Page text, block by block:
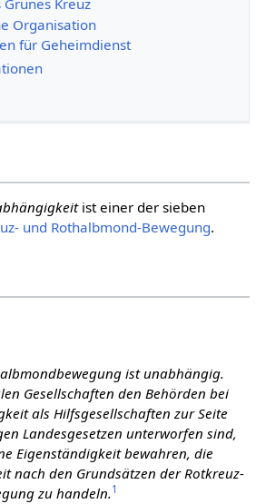
Grünes Kreuz
Organisation
für Geheimdienst
ist einer der sieben
und Rothalbmond-Bewegung.
ist unabhängig.
Gesellschaften den Behörden bei
als Hilfsgesellschaften zur Seite
Landesgesetzen unterworfen sind,
Eigenständigkeit bewahren, die
nach den Grundsätzen der Rotkreuz-
zu handeln.1